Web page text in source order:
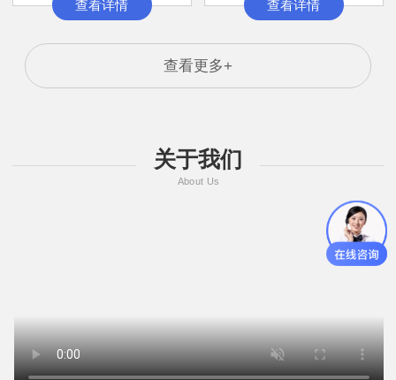
查看详情 查看详情
查看更多+
关于我们
About Us